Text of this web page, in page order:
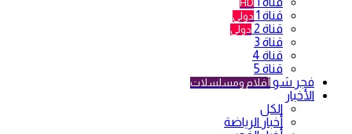
HD
قناة 1 دولي
قناة 2 دولي
قناة 3
قناة 4
قناة 5
فجر شو أفلام ومسلسلات
الأخبار
الكل
أخبار الرياضة